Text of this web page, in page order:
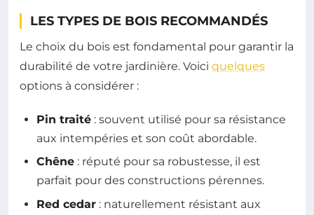
LES TYPES DE BOIS RECOMMANDÉS
Le choix du bois est fondamental pour garantir la
durabilité de votre jardinière. Voici quelques
options à considérer :
Pin traité : souvent utilisé pour sa résistance
aux intempéries et son coût abordable.
Chêne : réputé pour sa robustesse, il est
parfait pour des constructions pérennes.
Red cedar : naturellement résistant aux